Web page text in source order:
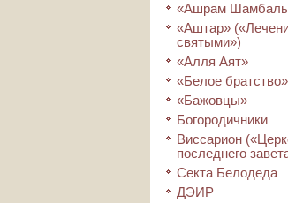
«Ашрам
«Аштар»
святыми»)
«Алля Аят»
«Белое братство»
«Бажовцы»
Богородичники
Виссарион
последнего
Секта Белодеда
ДЭИР